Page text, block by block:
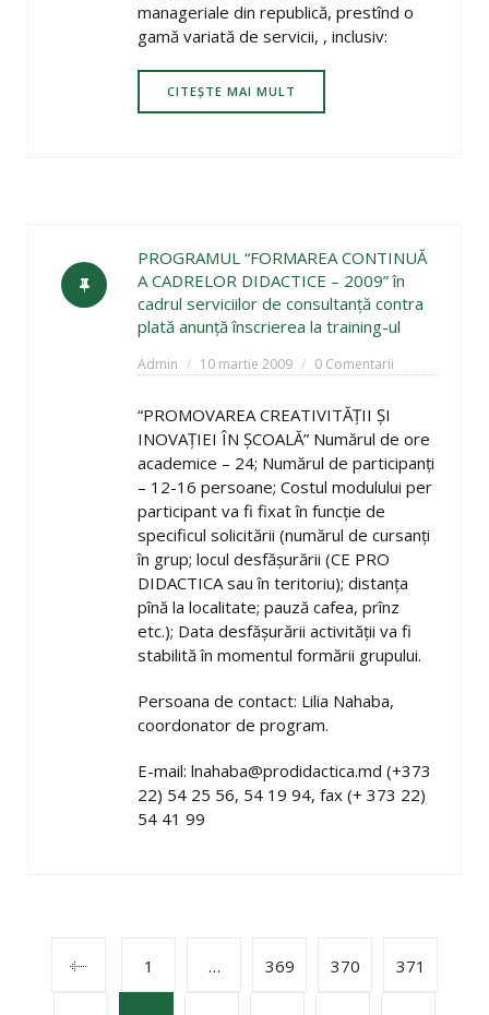
manageriale din republică, prestînd o
gamă variată de servicii, , inclusiv:
CITEȘTE MAI MULT
PROGRAMUL “FORMAREA CONTINUĂ
A CADRELOR DIDACTICE – 2009” în
cadrul serviciilor de consultanţă contra
plată anunţă înscrierea la training-ul
Admin 10 martie 2009 0 Comentarii
“PROMOVAREA CREATIVITĂŢII ŞI
INOVAŢIEI ÎN ŞCOALĂ” Numărul de ore
academice – 24; Numărul de participanţi
– 12-16 persoane; Costul modulului per
participant va fi fixat în funcţie de
specificul solicitării (numărul de cursanţi
în grup; locul desfăşurării (CE PRO
DIDACTICA sau în teritoriu); distanţa
pînă la localitate; pauză cafea, prînz
etc.); Data desfăşurării activităţii va fi
stabilită în momentul formării grupului.
Persoana de contact: Lilia Nahaba,
coordonator de program.
E-mail: lnahaba@prodidactica.md (+373
22) 54 25 56, 54 19 94, fax (+ 373 22)
54 41 99
POSTS
1 … 369 370 371